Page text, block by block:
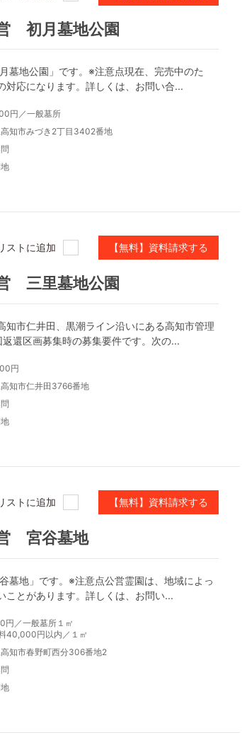
初月墓地公園
墓地公園」です。※注意点現在、完売中のた
対応になります。詳しくは、お問い合...
円／一般墓所
知市みづき2丁目3402番地
ストに追加 【無料】資料請求する
三里墓地公園
市仁井田、黒潮ライン沿いにある高知市管理
還区画募集時の募集要件です。次の...
円
知市仁井田3766番地
ストに追加 【無料】資料請求する
宮谷墓地
墓地」です。※注意点公営霊園は、地域によっ
ことがあります。詳しくは、お問い...
円／一般墓所１㎡
40,000円以内／１㎡
知市春野町西分306番地2